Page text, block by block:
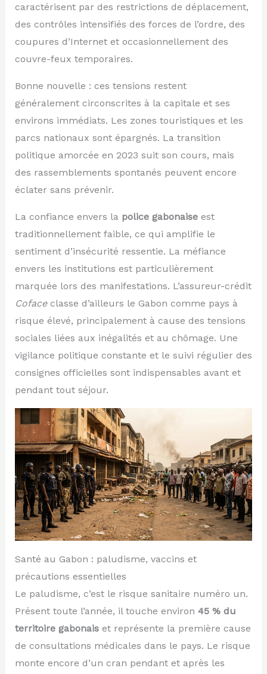
caractérisent par des restrictions de déplacement,
des contrôles intensifiés des forces de l’ordre, des
coupures d’Internet et occasionnellement des
couvre-feux temporaires.
Bonne nouvelle : ces tensions restent
généralement circonscrites à la capitale et ses
environs immédiats. Les zones touristiques et les
parcs nationaux sont épargnés. La transition
politique amorcée en 2023 suit son cours, mais
des rassemblements spontanés peuvent encore
éclater sans prévenir.
La confiance envers la police gabonaiseest
traditionnellement faible, ce qui amplifie le
sentiment d’insécurité ressentie. La méfiance
envers les institutions est particulièrement
marquée lors des manifestations. L’assureur-crédit
Cofaceclasse d’ailleurs le Gabon comme pays à
risque élevé, principalement à cause des tensions
sociales liées aux inégalités et au chômage. Une
vigilance politique constante et le suivi régulier des
consignes officielles sont indispensables avant et
pendant tout séjour.
Santé au Gabon : paludisme, vaccins et
précautions essentielles
Le paludisme, c’est le risque sanitaire numéro un.
Présent toute l’année, il touche environ 45 % du
territoire gabonaiset représente la première cause
de consultations médicales dans le pays. Le risque
monte encore d’un cran pendant et après les